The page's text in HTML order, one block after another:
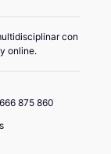
con
online.
875 860